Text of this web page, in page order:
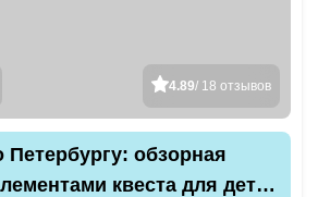
4.89/ 18 отзывов
обзорная
квеста для детей